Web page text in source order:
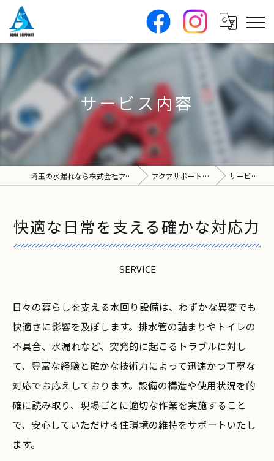
サービス内容
埼玉の水漏れなら株式会社アクアサポート アクアサポートについて サービス内容
快適な日常を支える確かな対応力
SERVICE
日々の暮らしを支える水回り設備は、わずかな異変でも
快適さに影響を及ぼします。排水管の詰まりやトイレの
不具合、水漏れなど、突発的に起こるトラブルに対し
て、豊富な経験と確かな技術力によって迅速かつ丁寧な
対応でお応えしております。設備の構造や使用状況を的
確に読み取り、現場ごとに適切な作業を実施すること
で、安心していただける住環境の維持をサポートいたし
ます。